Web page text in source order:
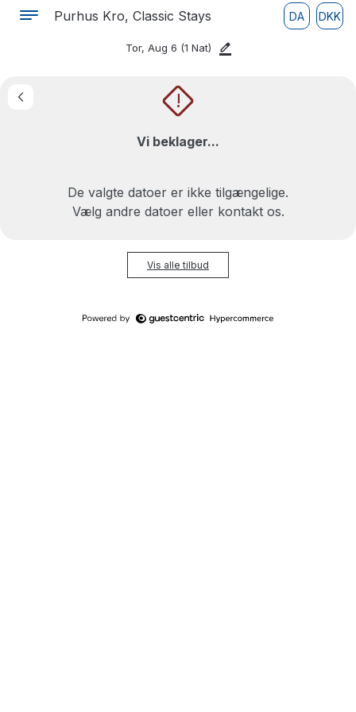
Purhus Kro, Classic Stays DA DKK
Tor, Aug 6 (1 Nat)
!
Vi beklager...
De valgte datoer er ikke tilgængelige.
Vælg andre datoer eller kontakt os.
Vis alle tilbud